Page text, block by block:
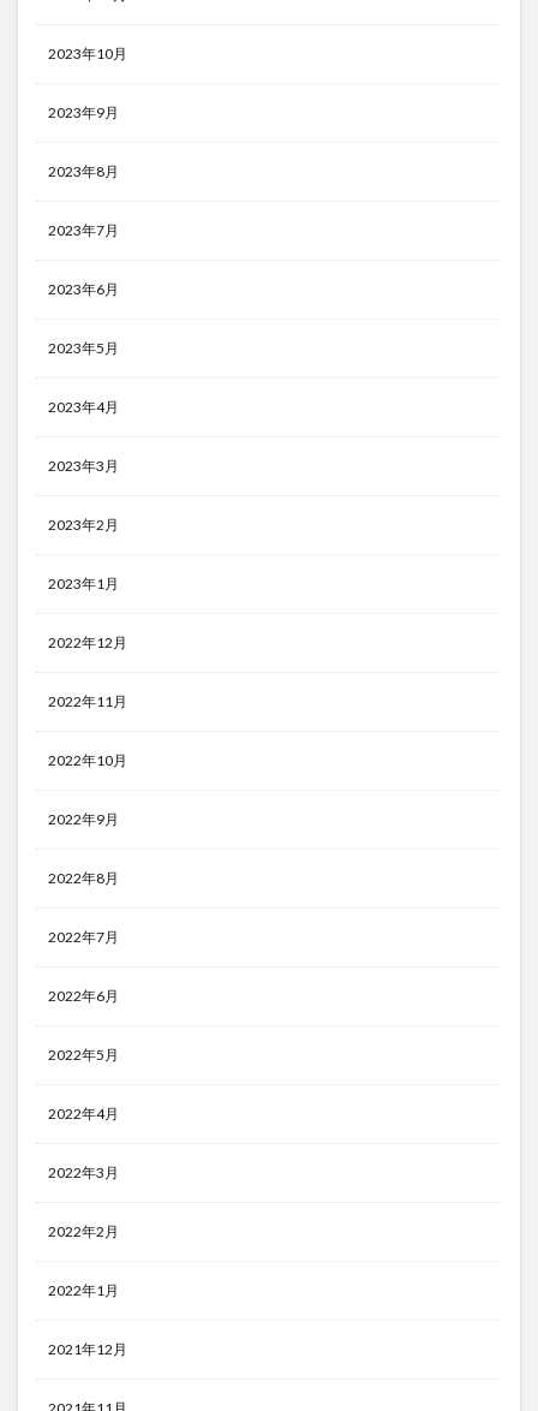
2023年10月
2023年9月
2023年8月
2023年7月
2023年6月
2023年5月
2023年4月
2023年3月
2023年2月
2023年1月
2022年12月
2022年11月
2022年10月
2022年9月
2022年8月
2022年7月
2022年6月
2022年5月
2022年4月
2022年3月
2022年2月
2022年1月
2021年12月